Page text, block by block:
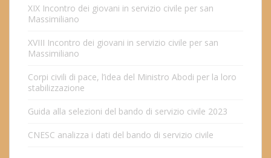
XIX Incontro dei giovani in servizio civile per san
Massimiliano
XVIII Incontro dei giovani in servizio civile per san
Massimiliano
Corpi civili di pace, l’idea del Ministro Abodi per la loro
stabilizzazione
Guida alla selezioni del bando di servizio civile 2023
CNESC analizza i dati del bando di servizio civile